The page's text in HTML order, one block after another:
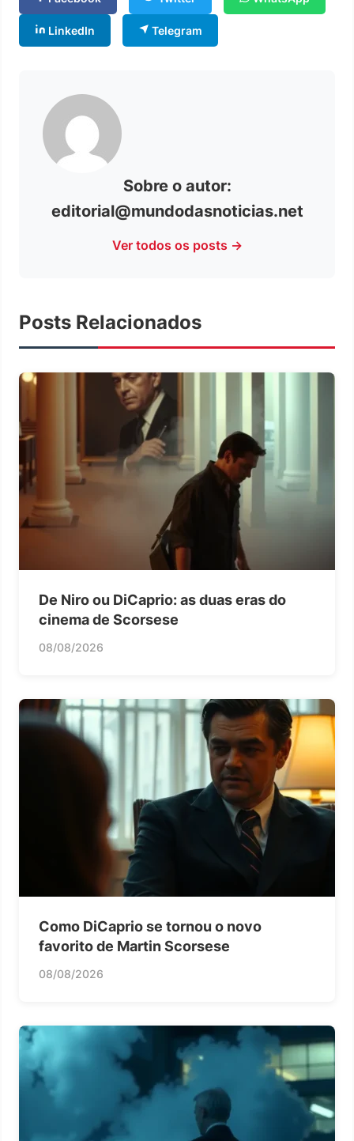
LinkedIn Telegram
Sobre o autor:
editorial@mundodasnoticias.net
Ver todos os posts →
Posts Relacionados
De Niro ou DiCaprio: as duas eras do
cinema de Scorsese
08/08/2026
Como DiCaprio se tornou o novo
favorito de Martin Scorsese
08/08/2026